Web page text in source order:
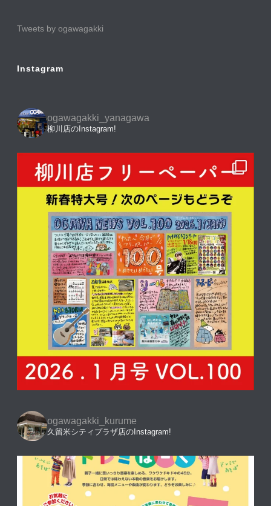
Tweets by ogawagakki
Instagram
ogawagakki_yanagawa
柳川店のInstagram!
ogawagakki_kurume
久留米シティプラザ店のInstagram!